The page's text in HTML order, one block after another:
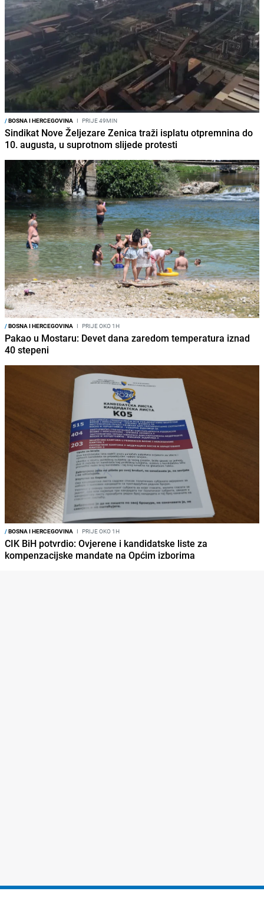
/BOSNA I HERCEGOVINA I PRIJE 49MIN
Sindikat Nove Željezare Zenica traži isplatu otpremnina do
10. augusta, u suprotnom slijede protesti
/BOSNA I HERCEGOVINA I PRIJE OKO 1H
Pakao u Mostaru: Devet dana zaredom temperatura iznad
40 stepeni
/BOSNA I HERCEGOVINA I PRIJE OKO 1H
CIK BiH potvrdio: Ovjerene i kandidatske liste za
kompenzacijske mandate na Općim izborima